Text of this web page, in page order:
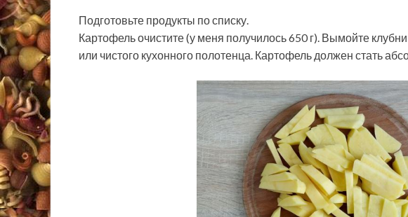
Подготовьте продукты по списку.
Картофель очистите (у меня получилось 650 г). Вымойте
или чистого кухонного полотенца. Картофель должен стать